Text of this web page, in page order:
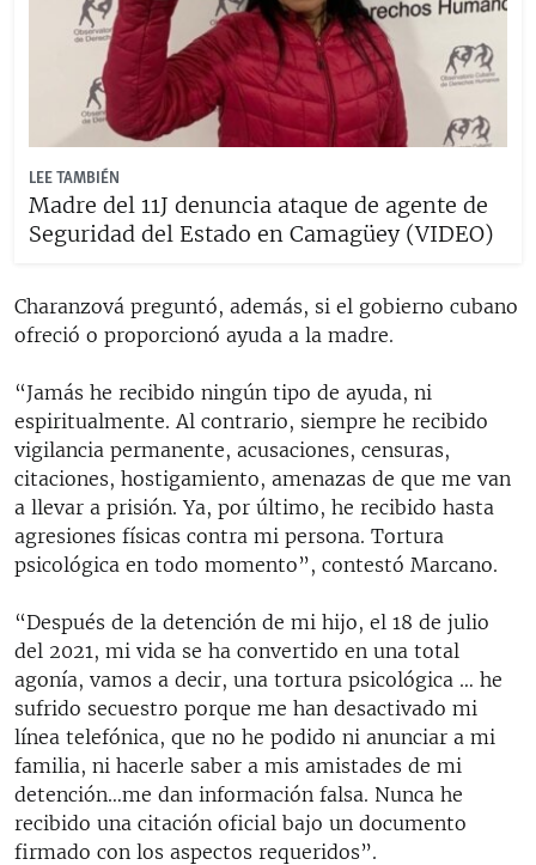
LEE TAMBIÉN
Madre del 11J denuncia ataque de agente de
Seguridad del Estado en Camagüey (VIDEO)
Charanzová preguntó, además, si el gobierno cubano
ofreció o proporcionó ayuda a la madre.
“Jamás he recibido ningún tipo de ayuda, ni
espiritualmente. Al contrario, siempre he recibido
vigilancia permanente, acusaciones, censuras,
citaciones, hostigamiento, amenazas de que me van
a llevar a prisión. Ya, por último, he recibido hasta
agresiones físicas contra mi persona. Tortura
psicológica en todo momento”, contestó Marcano.
“Después de la detención de mi hijo, el 18 de julio
del 2021, mi vida se ha convertido en una total
agonía, vamos a decir, una tortura psicológica … he
sufrido secuestro porque me han desactivado mi
línea telefónica, que no he podido ni anunciar a mi
familia, ni hacerle saber a mis amistades de mi
detención…me dan información falsa. Nunca he
recibido una citación oficial bajo un documento
firmado con los aspectos requeridos”.